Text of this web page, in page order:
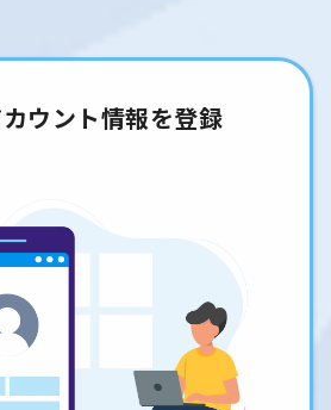
ウント情報を登録